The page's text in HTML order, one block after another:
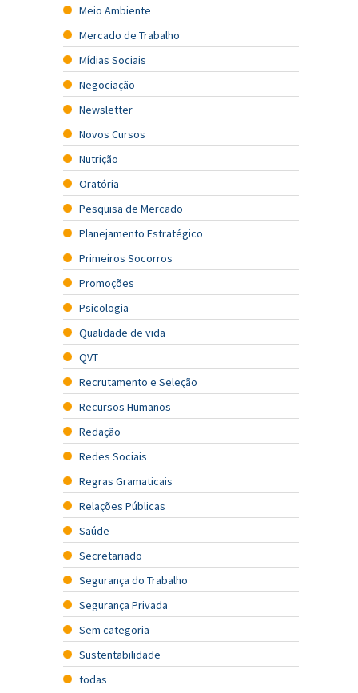
Meio Ambiente
Mercado de Trabalho
Mídias Sociais
Negociação
Newsletter
Novos Cursos
Nutrição
Oratória
Pesquisa de Mercado
Planejamento Estratégico
Primeiros Socorros
Promoções
Psicologia
Qualidade de vida
QVT
Recrutamento e Seleção
Recursos Humanos
Redação
Redes Sociais
Regras Gramaticais
Relações Públicas
Saúde
Secretariado
Segurança do Trabalho
Segurança Privada
Sem categoria
Sustentabilidade
todas